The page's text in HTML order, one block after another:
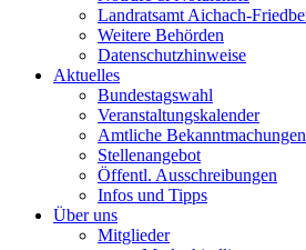
Landratsamt Aichach-
Weitere Behörden
Datenschutzhinweise
Aktuelles
Bundestagswahl
Veranstaltungskalender
Amtliche Bekanntmachungen
Stellenangebot
Öffentl. Ausschreibungen
Infos und Tipps
Über uns
Mitglieder